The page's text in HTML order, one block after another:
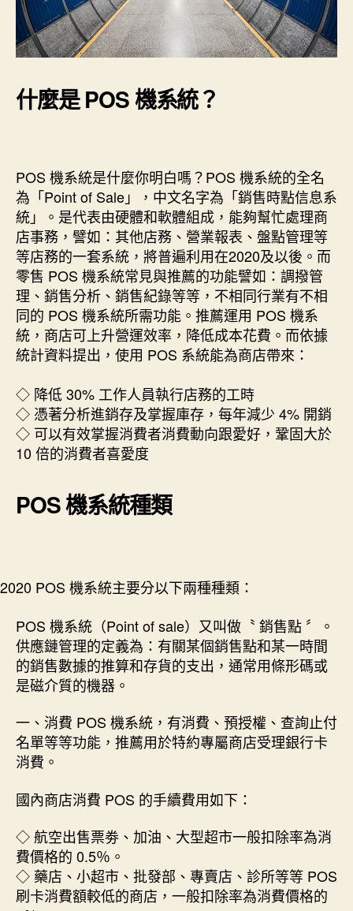
什麼是 POS 機系統？
POS 機系統是什麼你明白嗎？POS 機系統的全名
為「Point of Sale」，中文名字為「銷售時點信息系
統」。是代表由硬體和軟體組成，能夠幫忙處理商
店事務，譬如：其他店務、營業報表、盤點管理等
等店務的一套系統，將普遍利用在2020及以後。而
零售 POS 機系統常見與推薦的功能譬如：調撥管
理、銷售分析、銷售紀錄等等，不相同行業有不相
同的 POS 機系統所需功能。推薦運用 POS 機系
統，商店可上升營運效率，降低成本花費。而依據
統計資料提出，使用 POS 系統能為商店帶來：
◇ 降低 30% 工作人員執行店務的工時
◇ 憑著分析進銷存及掌握庫存，每年減少 4% 開銷
◇ 可以有效掌握消費者消費動向跟愛好，鞏固大於
10 倍的消費者喜愛度
POS 機系統種類
2020 POS 機系統主要分以下兩種種類：
POS 機系統（Point of sale）又叫做〝 銷售點 〞。
供應鏈管理的定義為：有關某個銷售點和某一時間
的銷售數據的推算和存貨的支出，通常用條形碼或
是磁介質的機器。
一、消費 POS 機系統，有消費、預授權、查詢止付
名單等等功能，推薦用於特約專屬商店受理銀行卡
消費。
國內商店消費 POS 的手續費用如下：
◇ 航空出售票劵、加油、大型超市一般扣除率為消
費價格的 0.5％。
◇ 藥店、小超市、批發部、專賣店、診所等等 POS
刷卡消費額較低的商店，一般扣除率為消費價格的